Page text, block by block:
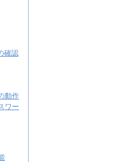
確認
動作
ワー